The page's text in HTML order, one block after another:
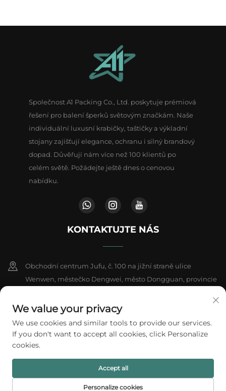
Společnost A1 Packing Co., Ltd. poskytuje prémiová
řešení pro balení šperků světovým značkám. Naše
individuální luxusní krabičky, taštičky a výkladní
stojany zajišťují elegance, ochranu i silný brandový
dopad. Důvěřují nám více než 100 klientů po
celém světě. Požádejte ještě dnes o cenovou
nabídku.
KONTAKTUJTE NÁS
Obchodní centrum Jufu, č. 100 na jižní straně ulice
Wenwen, městečko Dengwei, město Dongguan, provincie
+86-18802602550
[email protected]
Všechna práva vyhrazena © 2026 A1 Packing Co., Ltd.
soukromí
We value your privacy
We use cookies and similar tools to provide our services.
If you don't want to accept all cookies, click Personalize
cookies.
Personalize cookies
Accept all